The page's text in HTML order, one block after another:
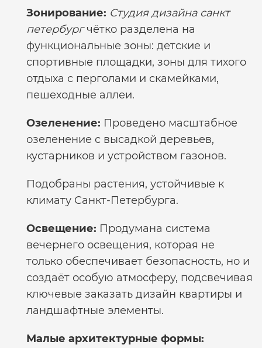
Зонирование: Студия дизайна санкт
петербургчётко разделена на
функциональные зоны: детские и
спортивные площадки, зоны для тихого
отдыха с перголами и скамейками,
пешеходные аллеи.
Озеленение: Проведено масштабное
озеленение с высадкой деревьев,
кустарников и устройством газонов.
Подобраны растения, устойчивые к
климату Санкт-Петербурга.
Освещение: Продумана система
вечернего освещения, которая не
только обеспечивает безопасность, но и
создаёт особую атмосферу, подсвечивая
ключевые заказать дизайн квартиры и
ландшафтные элементы.
Малые архитектурные формы: